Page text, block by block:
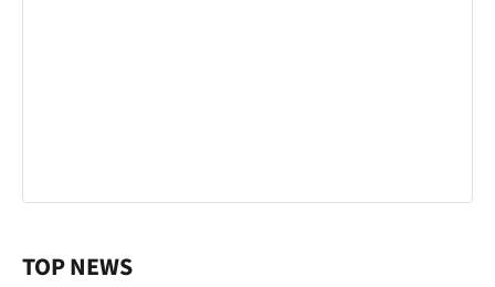
TOP NEWS